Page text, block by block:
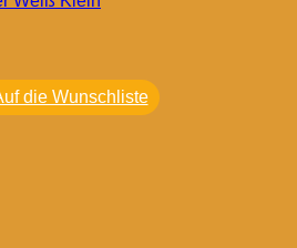
die Wunschliste